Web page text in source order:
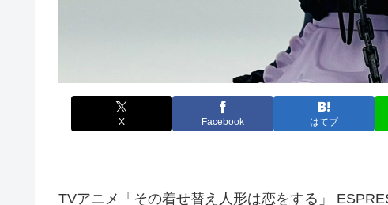
X Facebook はてブ
TVアニメ「その着せ替え人形は恋をする」